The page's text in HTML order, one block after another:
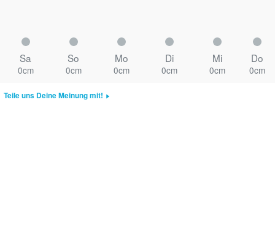
Sa So Mo Di Mi Do
0cm 0cm 0cm 0cm 0cm 0cm
Teile uns Deine Meinung mit!